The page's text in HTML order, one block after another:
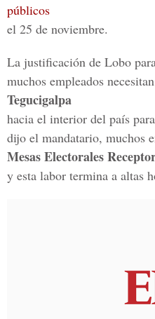
públicos
el 25 de noviembre.
La justificación de Lobo
muchos empleados
Tegucigalpa
hacia el interior del país
dijo el mandatario, muchos
Mesas Electorales
y esta labor termina a altas